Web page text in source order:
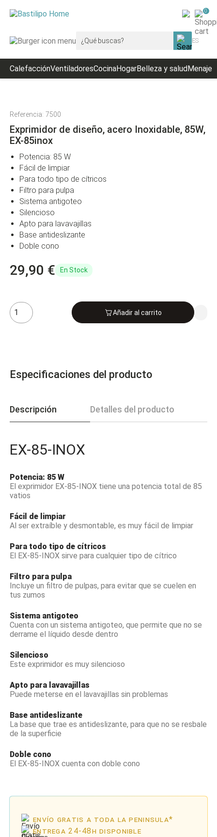
ES
0
CalefacciónVentiladoresCocinaHogarBelleza y saludMenaje
Inicio Cocina Exprimidor de
Referencia: 7500
Exprimidor de diseño, acero Inoxidable, 85W,
EX-85inox
Potencia: 85 W
Fácil de limpiar
Para todo tipo de cítricos
Filtro para pulpa
Sistema antigoteo
Silencioso
Apto para lavavajillas
Base antideslizante
Doble cono
En Stock
29,90 €
Añadir al carrito
Especificaciones del producto
Descripción Detalles del producto
EX-85-INOX
Potencia: 85 W
El exprimidor EX-85-INOX tiene una potencia total de 85
vatios
Fácil de limpiar
Al ser extraíble y desmontable, es muy fácil de limpiar
Para todo tipo de cítricos
El EX-85-INOX sirve para cualquier tipo de cítrico
Filtro para pulpa
Incluye un filtro de pulpas, para evitar que se cuelen en
tus zumos
Sistema antigoteo
Cuenta con un sistema antigoteo, que permite que no se
derrame el líquido desde dentro
Silencioso
Este exprimidor es muy silencioso
Apto para lavavajillas
Puede meterse en el lavavajillas sin problemas
Base antideslizante
La base que trae es antideslizante, para que no se resbale
de la superficie
Doble cono
El EX-85-INOX cuenta con doble cono
envío gratis a toda la peninsula*
entrega 24-48h disponible